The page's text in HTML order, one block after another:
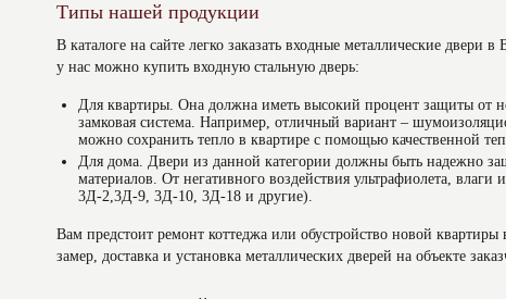
Типы нашей продукции
В каталоге на сайте легко заказать входные металлические
у нас можно купить входную стальную дверь:
Для квартиры. Она должна иметь высокий процент защиты от
замковая система. Например, отличный вариант –
можно сохранить тепло в квартире с помощью качественной
Для дома. Двери из данной категории должны быть надежно
материалов. От негативного воздействия ультрафиолета,
3Д-2,3Д-9, 3Д-10, 3Д-18 и другие).
Вам предстоит ремонт коттеджа или обустройство новой
замер, доставка и установка металлических дверей на объекте